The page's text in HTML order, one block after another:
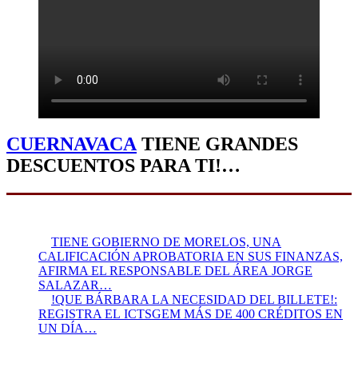
CUERNAVACATIENE GRANDES
DESCUENTOS PARA TI!…
TIENE GOBIERNO DE MORELOS, UNA
CALIFICACIÓN APROBATORIA EN SUS FINANZAS,
AFIRMA EL RESPONSABLE DEL ÁREA JORGE
SALAZAR…
!QUE BÁRBARA LA NECESIDAD DEL BILLETE!:
REGISTRA EL ICTSGEM MÁS DE 400 CRÉDITOS EN
UN DÍA…